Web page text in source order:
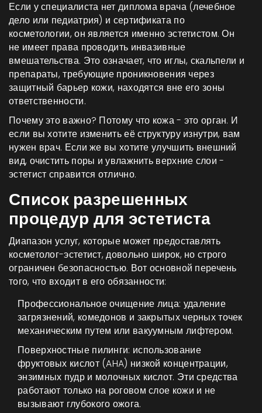
Если у специалиста нет диплома врача (лечебное
дело или педиатрия) и сертификата по
косметологии, он является именно эстетистом. Он
не имеет права проводить инвазивные
вмешательства. Это означает, что иглы, скальпели и
препараты, требующие проникновения через
защитный барьер кожи, находятся вне его зоны
ответственности.
Почему это важно? Потому что кожа - это орган. И
если вы хотите изменить её структуру изнутри, вам
нужен врач. Если же вы хотите улучшить внешний
вид, очистить поры и увлажнить верхние слои -
эстетист справится отлично.
Список разрешенных
процедур для эстетиста
Диапазон услуг, которые может предоставлять
косметолог-эстетист, довольно широк, но строго
ограничен безопасностью. Вот основной перечень
того, что входит в его обязанности:
Профессиональное очищение лица: удаление
загрязнений, комедонов и закрытых черных точек
механическим путем или вакуумным лифтером.
Поверхностные пилинги: использование
фруктовых кислот (AHA) низкой концентрации,
энзимных пудр и молочных кислот. Эти средства
работают только на роговом слое кожи и не
вызывают глубокого ожога.